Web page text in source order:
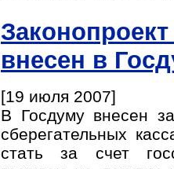
внесен в
[19 июля 2007]
В Госдуму внесен
сберегательных
стать за счет